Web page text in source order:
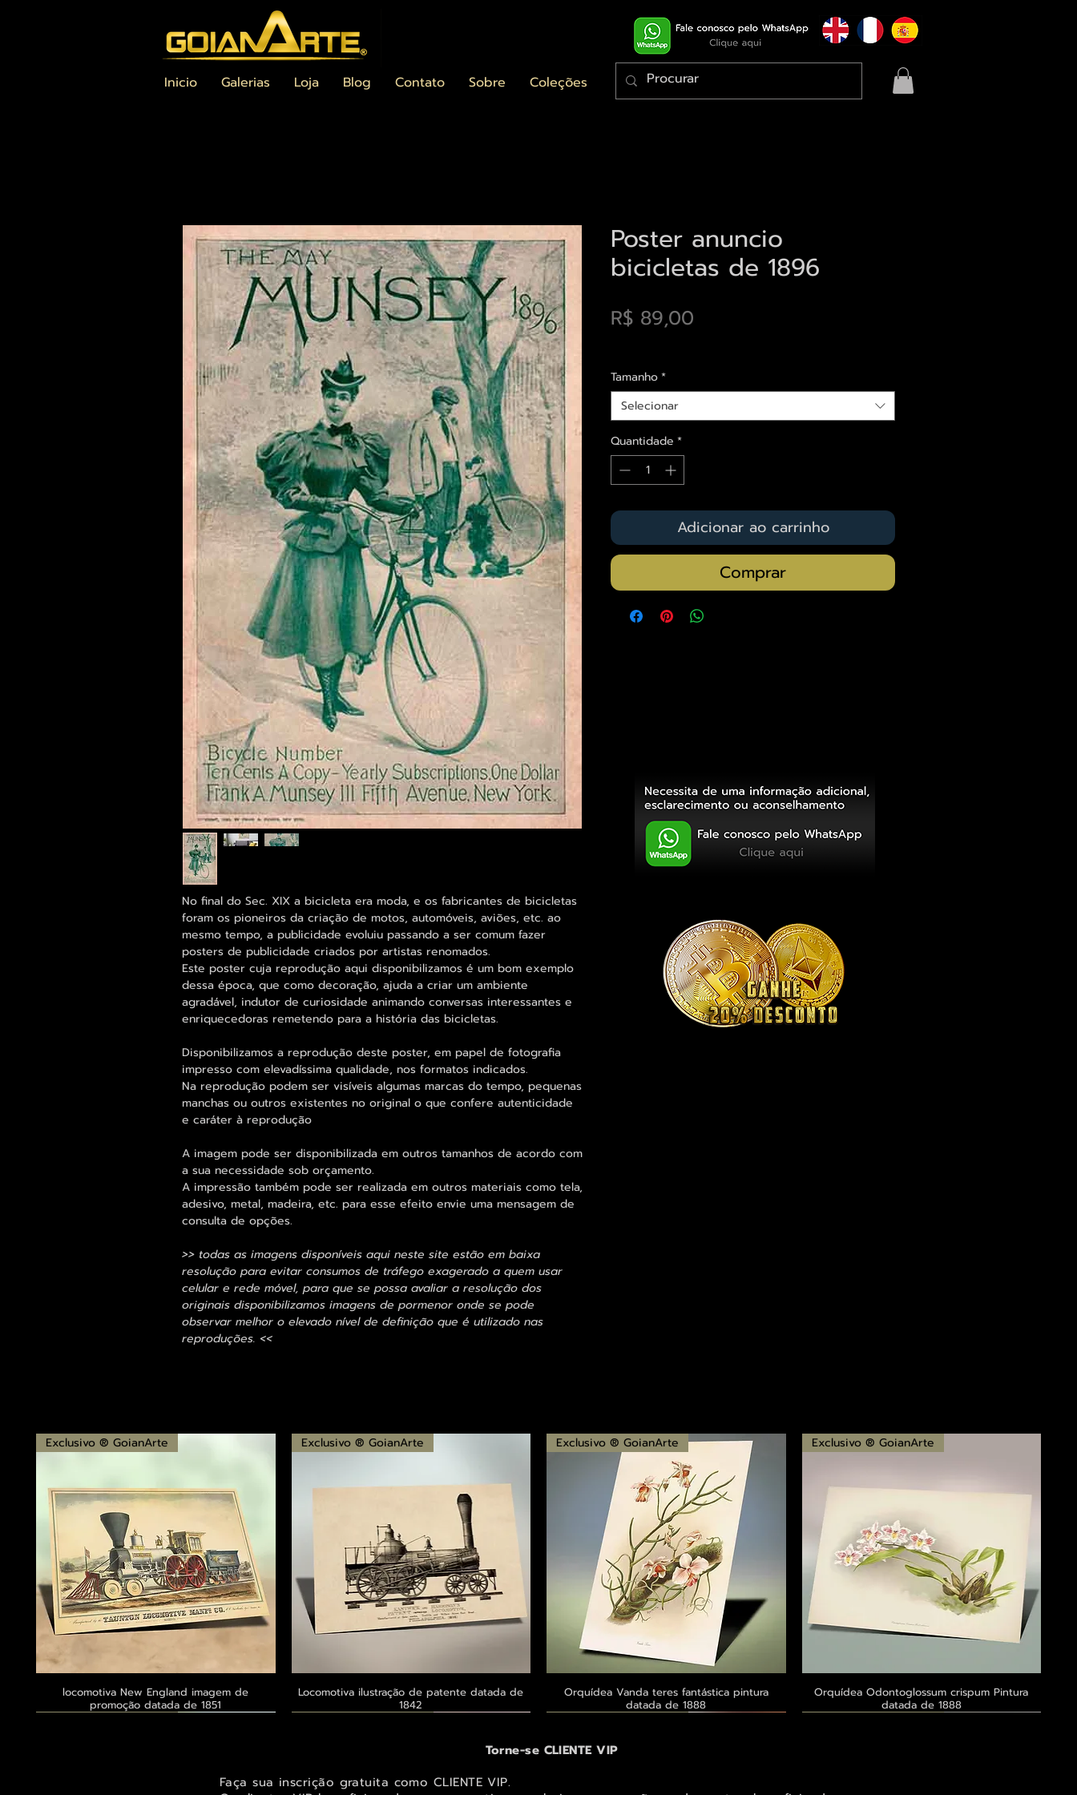
Inicio Galerias Loja Blog Contato Sobre Coleções
No final do Sec. XIX a bicicleta era moda, e os fabricantes de bicicletas
foram os pioneiros da criação de motos, automóveis, aviões, etc. ao
mesmo tempo, a publicidade evoluiu passando a ser comum fazer
posters de publicidade criados por artistas renomados.
Este poster cuja reprodução aqui disponibilizamos é um bom exemplo
dessa época, que como decoração, ajuda a criar um ambiente
agradável, indutor de curiosidade animando conversas interessantes e
enriquecedoras remetendo para a história das bicicletas.
Disponibilizamos a reprodução deste poster, em papel de fotografia
impresso com elevadíssima qualidade, nos formatos indicados.
Na reprodução podem ser visíveis algumas marcas do tempo, pequenas
manchas ou outros existentes no original o que confere autenticidade
e caráter à reprodução
A imagem pode ser disponibilizada em outros tamanhos de acordo com
a sua necessidade sob orçamento.
A impressão também pode ser realizada em outros materiais como tela,
adesivo, metal, madeira, etc. para esse efeito envie uma mensagem de
consulta de opções.
>> todas as imagens disponíveis aqui neste site estão em baixa
resolução para evitar consumos de tráfego exagerado a quem usar
celular e rede móvel, para que se possa avaliar a resolução dos
originais disponibilizamos imagens de pormenor onde se pode
observar melhor o elevado nível de definição que é utilizado nas
reproduções. <<
Poster anuncio
bicicletas de 1896
R$ 89,00
Tamanho*
Selecionar
Quantidade *
Adicionar ao carrinho
Comprar
Visualização rápida
Exclusivo ® GoianArte
locomotiva New England imagem de
promoção datada de 1851
Visualização rápida
Exclusivo ® GoianArte
Locomotiva ilustração de patente datada de
1842
Visualização rápida
Exclusivo ® GoianArte
Orquídea Vanda teres fantástica pintura
datada de 1888
Visualização rápida
Exclusivo ® GoianArte
Orquídea Odontoglossum crispum Pintura
datada de 1888
Torne-se CLIENTE VIP
Faça sua inscrição gratuita como CLIENTE VIP.